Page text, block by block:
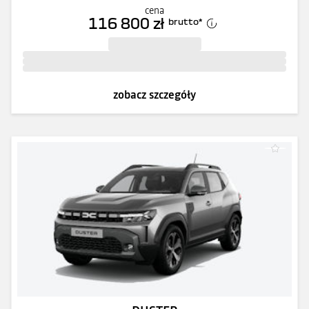
cena
116 800 zł brutto*
zobacz szczegóły